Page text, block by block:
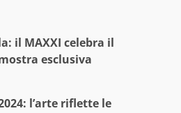
il MAXXI celebra il
esclusiva
l’arte riflette le